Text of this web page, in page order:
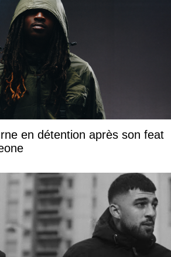
en détention après son feat